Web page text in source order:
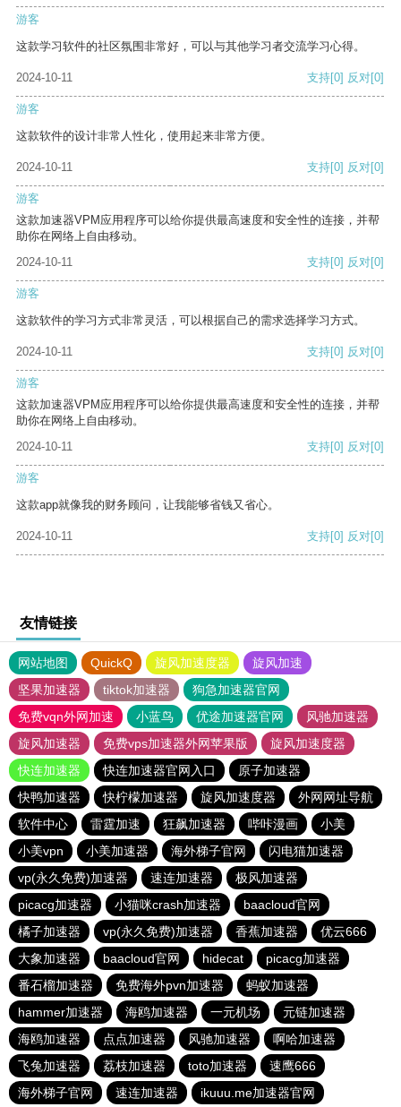
游客
这款学习软件的社区氛围非常好，可以与其他学习者交流学习心得。
2024-10-11 支持[0] 反对[0]
游客
这款软件的设计非常人性化，使用起来非常方便。
2024-10-11 支持[0] 反对[0]
游客
这款加速器VPM应用程序可以给你提供最高速度和安全性的连接，并帮
助你在网络上自由移动。
2024-10-11
支持[0] 反对[0]
游客
这款软件的学习方式非常灵活，可以根据自己的需求选择学习方式。
2024-10-11 支持[0] 反对[0]
游客
这款加速器VPM应用程序可以给你提供最高速度和安全性的连接，并帮
助你在网络上自由移动。
2024-10-11
支持[0] 反对[0]
游客
这款app就像我的财务顾问，让我能够省钱又省心。
2024-10-11 支持[0] 反对[0]
友情链接
网站地图 QuickQ 旋风加速度器
旋风加速
坚果加速器
tiktok加速器
狗急加速器官网
免费vqn外网加速
小蓝鸟 优途加速器官网
风驰加速器
旋风加速器
免费vps加速器外网苹果版
旋风加速度器
快连加速器
快连加速器官网入口
原子加速器
快鸭加速器
快柠檬加速器 旋风加速度器
外网网址导航
软件中心
雷霆加速 狂飙加速器 哔咔漫画
小美
小美vpn
小美加速器 海外梯子官网
闪电猫加速器
vp(永久免费)加速器
速连加速器
极风加速器
picacg加速器
小猫咪crash加速器
baacloud官网
橘子加速器
vp(永久免费)加速器 香蕉加速器
优云666
大象加速器
baacloud官网 hidecat
picacg加速器
番石榴加速器
免费海外pvn加速器
蚂蚁加速器
hammer加速器
海鸥加速器 一元机场
元链加速器
海鸥加速器
点点加速器 风驰加速器
啊哈加速器
飞兔加速器
荔枝加速器 toto加速器
速鹰666
海外梯子官网
速连加速器 ikuuu.me加速器官网